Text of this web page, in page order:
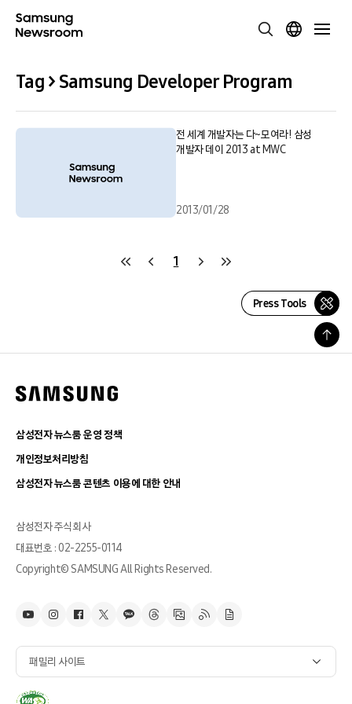
Tag > Samsung Developer Program
전 세계 개발자는 다~모여라! 삼성
개발자 데이 2013 at MWC
2013/01/28
1
Press Tools
삼성전자 뉴스룸 운영 정책
개인정보처리방침
삼성전자 뉴스룸 콘텐츠 이용에 대한 안내
삼성전자 주식회사
대표번호 : 02-2255-0114
Copyright© SAMSUNG All Rights Reserved.
패밀리 사이트